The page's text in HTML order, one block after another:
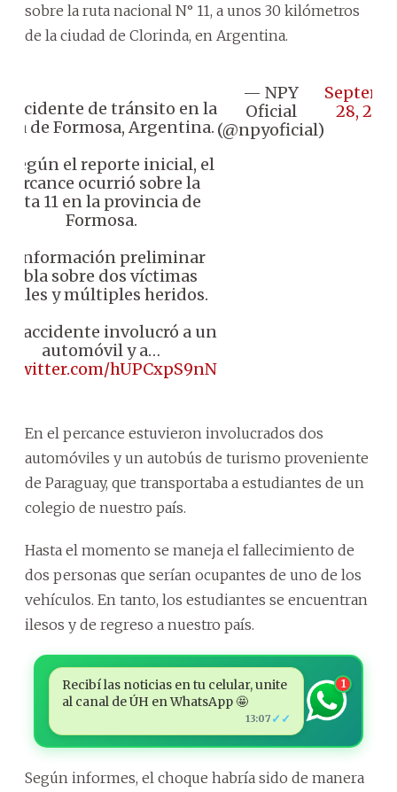
sobre la ruta nacional N° 11, a unos 30 kilómetros
de la ciudad de Clorinda, en Argentina.
Accidente de tránsito en la
de Formosa, Argentina.
Según el reporte inicial, el
percance ocurrió sobre la
Ruta 11 en la provincia de
Formosa.
Información preliminar
habla sobre dos víctimas
y múltiples heridos.
El accidente involucró a un
automóvil y a…
hUPCxpS9nN
— NPY
Oficial
(@npyoficial)
28,
En el percance estuvieron involucrados dos
automóviles y un autobús de turismo proveniente
de Paraguay, que transportaba a estudiantes de un
colegio de nuestro país.
Hasta el momento se maneja el fallecimiento de
dos personas que serían ocupantes de uno de los
vehículos. En tanto, los estudiantes se encuentran
ilesos y de regreso a nuestro país.
Recibí las noticias en tu celular, unite
al canal de ÚH en WhatsApp 🤩
13:07 ✓✓
1
Según informes, el choque habría sido de manera